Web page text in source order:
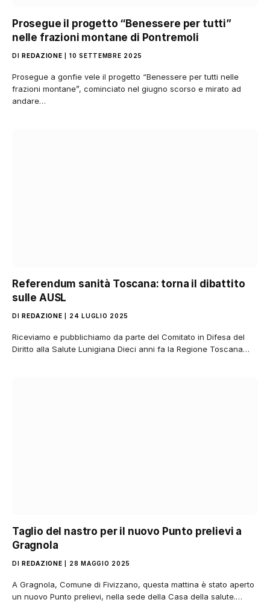
Prosegue il progetto “Benessere per tutti”
nelle frazioni montane di Pontremoli
DI REDAZIONE 10 SETTEMBRE 2025
Prosegue a gonfie vele il progetto “Benessere per tutti nelle
frazioni montane”, cominciato nel giugno scorso e mirato ad
andare…
Referendum sanità Toscana: torna il dibattito
sulle AUSL
DI REDAZIONE 24 LUGLIO 2025
Riceviamo e pubblichiamo da parte del Comitato in Difesa del
Diritto alla Salute Lunigiana Dieci anni fa la Regione Toscana…
Taglio del nastro per il nuovo Punto prelievi a
Gragnola
DI REDAZIONE 28 MAGGIO 2025
A Gragnola, Comune di Fivizzano, questa mattina è stato aperto
un nuovo Punto prelievi, nella sede della Casa della salute.…